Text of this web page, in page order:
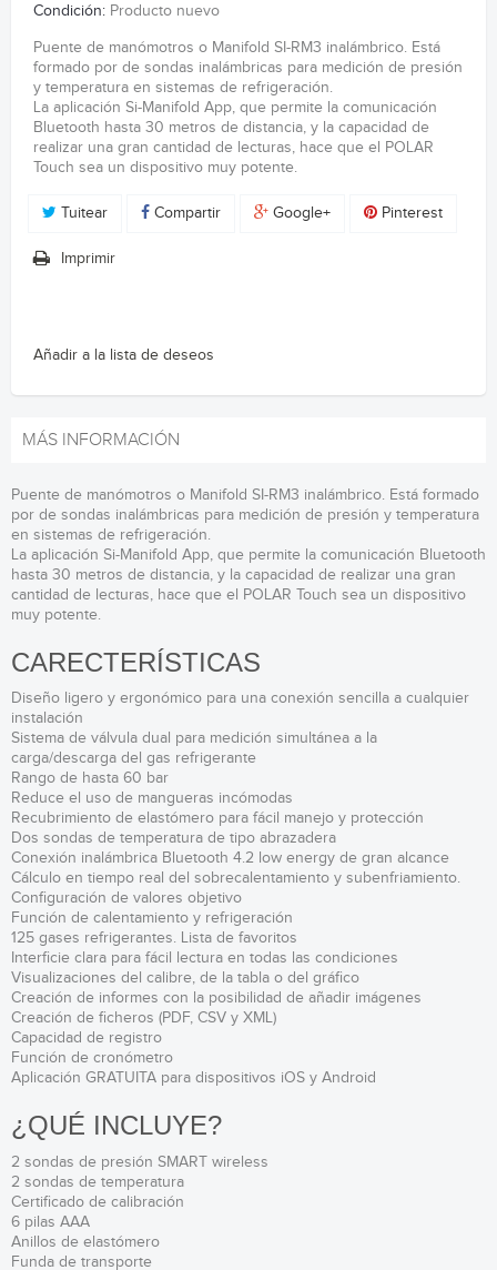
Condición: Producto nuevo
Puente de manómotros o Manifold SI-RM3 inalámbrico. Está
formado por de sondas inalámbricas para medición de presión
y temperatura en sistemas de refrigeración.
La aplicación Si-Manifold App, que permite la comunicación
Bluetooth hasta 30 metros de distancia, y la capacidad de
realizar una gran cantidad de lecturas, hace que el POLAR
Touch sea un dispositivo muy potente.
Tuitear Compartir Google+ Pinterest
Imprimir
Añadir a la lista de deseos
MÁS INFORMACIÓN
Puente de manómotros o Manifold SI-RM3 inalámbrico. Está formado
por de sondas inalámbricas para medición de presión y temperatura
en sistemas de refrigeración.
La aplicación Si-Manifold App, que permite la comunicación Bluetooth
hasta 30 metros de distancia, y la capacidad de realizar una gran
cantidad de lecturas, hace que el POLAR Touch sea un dispositivo
muy potente.
CARECTERÍSTICAS
Diseño ligero y ergonómico para una conexión sencilla a cualquier
instalación
Sistema de válvula dual para medición simultánea a la
carga/descarga del gas refrigerante
Rango de hasta 60 bar
Reduce el uso de mangueras incómodas
Recubrimiento de elastómero para fácil manejo y protección
Dos sondas de temperatura de tipo abrazadera
Conexión inalámbrica Bluetooth 4.2 low energy de gran alcance
Cálculo en tiempo real del sobrecalentamiento y subenfriamiento.
Configuración de valores objetivo
Función de calentamiento y refrigeración
125 gases refrigerantes. Lista de favoritos
Interficie clara para fácil lectura en todas las condiciones
Visualizaciones del calibre, de la tabla o del gráfico
Creación de informes con la posibilidad de añadir imágenes
Creación de ficheros (PDF, CSV y XML)
Capacidad de registro
Función de cronómetro
Aplicación GRATUITA para dispositivos iOS y Android
¿QUÉ INCLUYE?
2 sondas de presión SMART wireless
2 sondas de temperatura
Certificado de calibración
6 pilas AAA
Anillos de elastómero
Funda de transporte